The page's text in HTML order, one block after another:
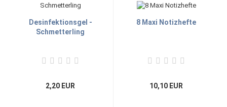
Desinfektionsgel -
Schmetterling
2,20 EUR
8 Maxi Notizhefte
10,10 EUR